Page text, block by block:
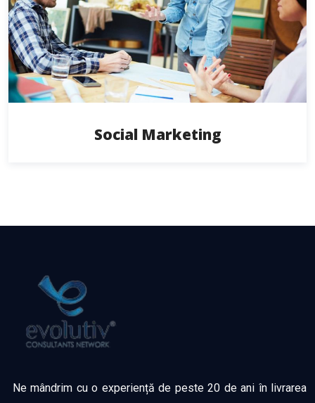
Social Marketing
Ne mândrim cu o experiență de peste 20 de ani în livrarea